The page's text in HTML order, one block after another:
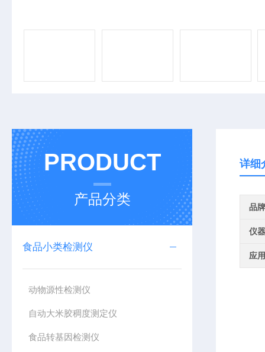
PRODUCT
产品分类
食品小类检测仪
动物源性检测仪
自动大米胶稠度测定仪
食品转基因检测仪
详细
品牌
仪
应